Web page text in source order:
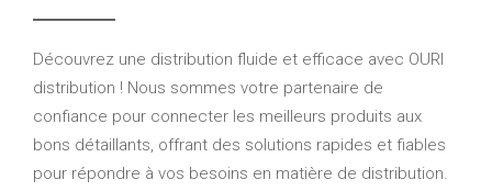
Découvrez une distribution fluide et efficace avec OURI
distribution ! Nous sommes votre partenaire de
confiance pour connecter les meilleurs produits aux
bons détaillants, offrant des solutions rapides et fiables
pour répondre à vos besoins en matière de distribution.